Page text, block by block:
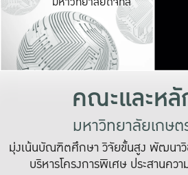
คณะและห
มหาวิทยาลัยเกษ
มุ่งเน้นบัณฑิตศึกษา วิจัยขั้นสูง พัฒนาวิ
บริหารโครงการพิเศษ ประสานคว